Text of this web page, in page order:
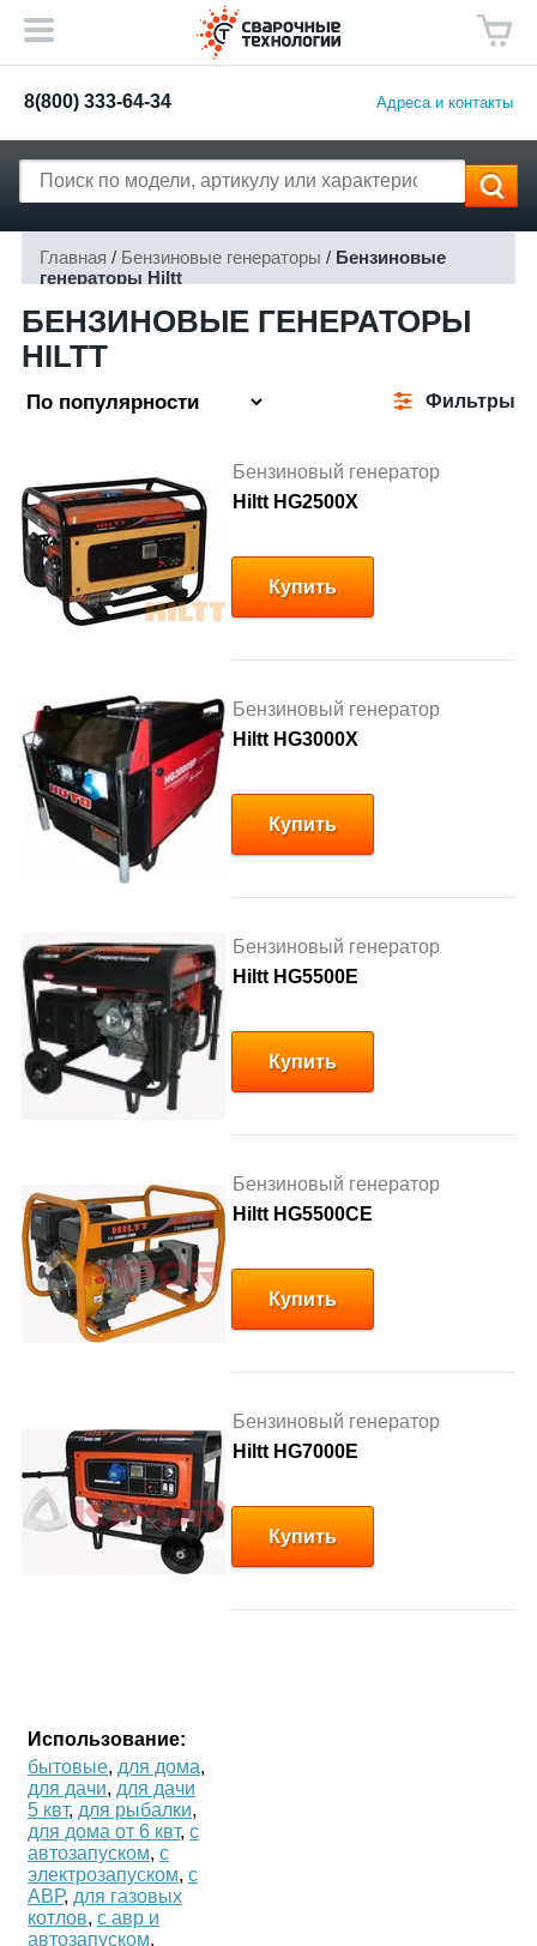
8(800) 333-64-34 Адреса и контакты
Главная / Бензиновые генераторы / Бензиновые
генераторы Hiltt
БЕНЗИНОВЫЕ ГЕНЕРАТОРЫ
HILTT
Фильтры
Бензиновый генератор
Hiltt HG2500X
Купить
Бензиновый генератор
Hiltt HG3000X
Купить
Бензиновый генератор
Hiltt HG5500E
Купить
Бензиновый генератор
Hiltt HG5500CE
Купить
Бензиновый генератор
Hiltt HG7000E
Купить
Использование:
бытовые, для дома,
для дачи, для дачи
5 квт, для рыбалки,
для дома от 6 квт, с
автозапуском, с
электрозапуском, с
АВР, для газовых
котлов, с авр и
автозапуском,